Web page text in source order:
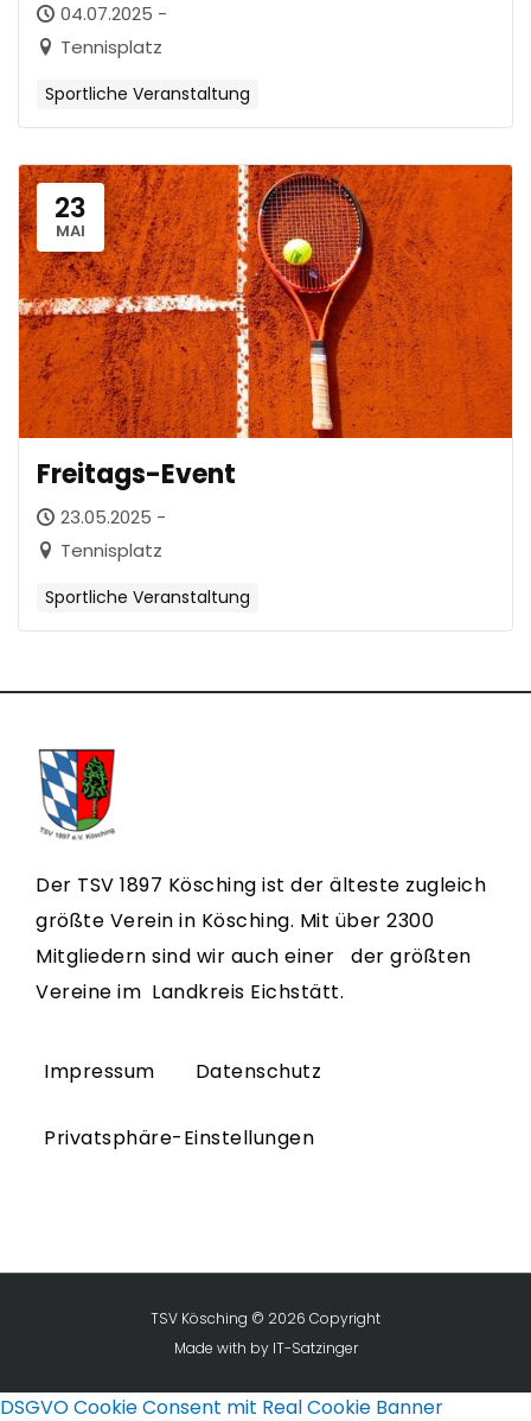
04.07.2025 -
Tennisplatz
Sportliche Veranstaltung
23
MAI
Freitags-Event
23.05.2025 -
Tennisplatz
Sportliche Veranstaltung
Der TSV 1897 Kösching ist der älteste zugleich
größte Verein in Kösching. Mit über 2300
Mitgliedern sind wir auch einer der größten
Vereine im Landkreis Eichstätt.
Impressum Datenschutz
Privatsphäre-Einstellungen
TSV Kösching © 2026 Copyright
Made with byIT-Satzinger
DSGVO Cookie Consent mit Real Cookie Banner